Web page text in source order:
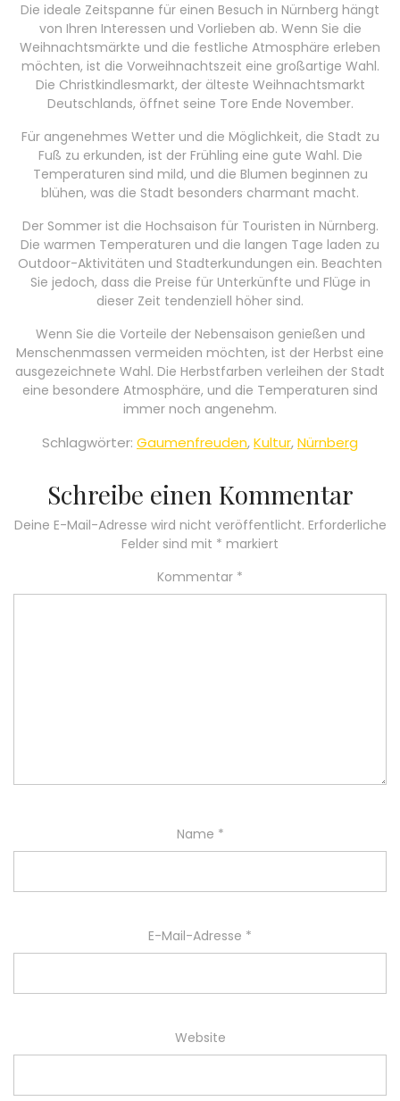
Die ideale Zeitspanne für einen Besuch in Nürnberg hängt
von Ihren Interessen und Vorlieben ab. Wenn Sie die
Weihnachtsmärkte und die festliche Atmosphäre erleben
möchten, ist die Vorweihnachtszeit eine großartige Wahl.
Die Christkindlesmarkt, der älteste Weihnachtsmarkt
Deutschlands, öffnet seine Tore Ende November.
Für angenehmes Wetter und die Möglichkeit, die Stadt zu
Fuß zu erkunden, ist der Frühling eine gute Wahl. Die
Temperaturen sind mild, und die Blumen beginnen zu
blühen, was die Stadt besonders charmant macht.
Der Sommer ist die Hochsaison für Touristen in Nürnberg.
Die warmen Temperaturen und die langen Tage laden zu
Outdoor-Aktivitäten und Stadterkundungen ein. Beachten
Sie jedoch, dass die Preise für Unterkünfte und Flüge in
dieser Zeit tendenziell höher sind.
Wenn Sie die Vorteile der Nebensaison genießen und
Menschenmassen vermeiden möchten, ist der Herbst eine
ausgezeichnete Wahl. Die Herbstfarben verleihen der Stadt
eine besondere Atmosphäre, und die Temperaturen sind
immer noch angenehm.
Schlagwörter: Gaumenfreuden,Kultur,Nürnberg
Schreibe einen Kommentar
Deine E-Mail-Adresse wird nicht veröffentlicht. Erforderliche
Felder sind mit * markiert
Kommentar *
Name *
E-Mail-Adresse *
Website